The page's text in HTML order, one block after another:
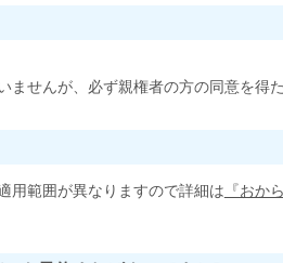
せんが、必ず親権者の方の同意を得
用範囲が異なりますので詳細は 『おか